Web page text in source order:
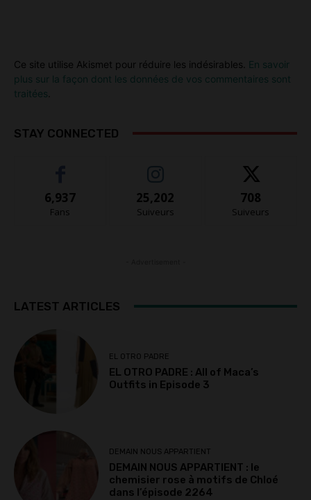
Ce site utilise Akismet pour réduire les indésirables. En savoir
plus sur la façon dont les données de vos commentaires sont
traitées
STAY CONNECTED
6,937
Fans
25,202
Suiveurs
708
Suiveurs
LATEST ARTICLES
EL OTRO PADRE
EL OTRO PADRE : All of Maca’s
Outfits in Episode 3
DEMAIN NOUS APPARTIENT
DEMAIN NOUS APPARTIENT : le
chemisier rose à motifs de Chloé
dans l’épisode 2264